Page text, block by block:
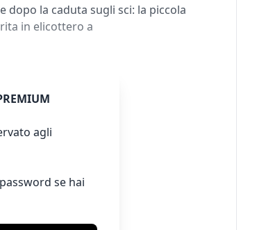
dopo la caduta sugli sci: la piccola
in elicottero a
agli
se hai